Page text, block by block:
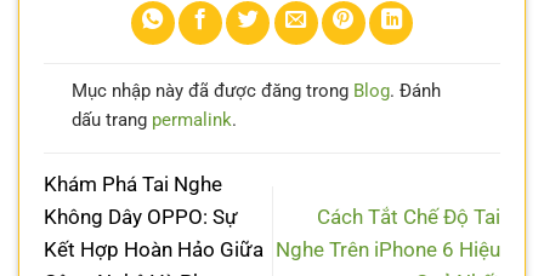
Mục nhập này đã được đăng trong Blog. Đánh
dấu trang permalink.
Khám Phá Tai Nghe
Không Dây OPPO: Sự
Kết Hợp Hoàn Hảo Giữa
Cách Tắt Chế Độ Tai
Nghe Trên iPhone 6 Hiệu